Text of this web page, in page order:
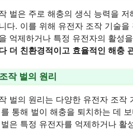
벌은 주로 해충의 생식 능력을
다. 이를 위해 유전자 조작 기술
억제하거나 특정 유전자의 활성
더 친환경적이고 효율적인 해충
작 벌의 원리
벌의 원리는 다양한 유전자 조작
통해 벌이 해충을 퇴치하는 데
은 특정 유전자를 억제하거나 활